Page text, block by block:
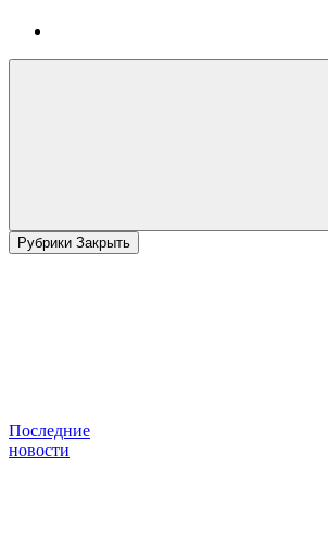
Рубрики Закрыть
Последние
новости